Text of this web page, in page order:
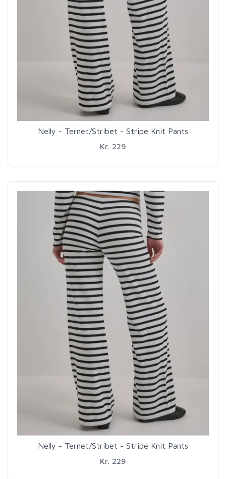
Nelly - Ternet/Stribet - Stripe Knit Pants
Kr. 229
Nelly - Ternet/Stribet - Stripe Knit Pants
Kr. 229